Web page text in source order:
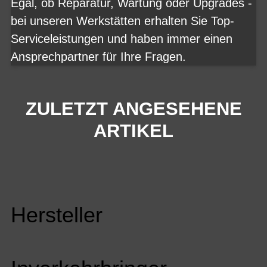
Egal, ob Reparatur, Wartung oder Upgrades -
bei unseren Werkstätten erhalten Sie Top-
Serviceleistungen und haben immer einen
Ansprechpartner für Ihre Fragen.
ZULETZT ANGESEHENE
ARTIKEL
Hersteller